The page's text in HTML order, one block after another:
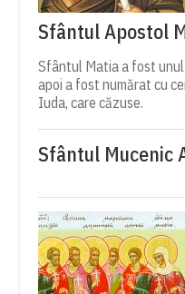
Sfântul Apostol
Sfântul Matia a fost unul
apoi a fost numărat cu
Iuda, care căzuse.
Sfântul Mucenic